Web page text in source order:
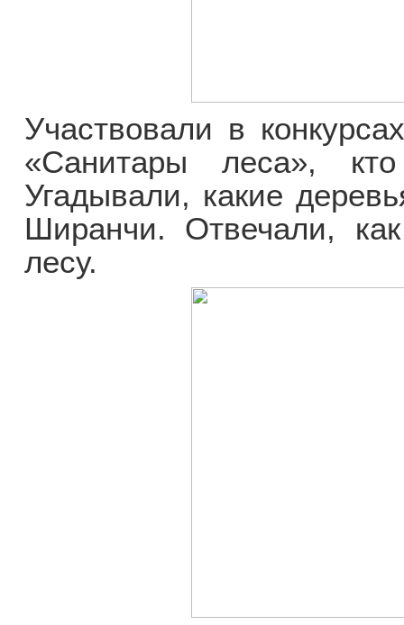
Участвовали в
«Санитары леса»,
Угадывали, какие
Ширанчи. Отвечали,
лесу.